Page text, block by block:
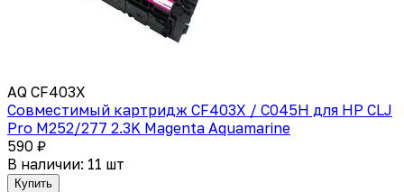
AQ CF403X
Совместимый картридж CF403X / C045H для HP СLJ
Pro M252/277 2.3K Magenta Aquamarine
590 ₽
В наличии: 11 шт
Купить